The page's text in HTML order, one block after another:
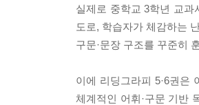
실제로 중학교 3학년 교과
도로, 학습자가 체감하는
구문·문장 구조를 꾸준히
이에 리딩그라피 5·6권은
체계적인 어휘·구문 기반